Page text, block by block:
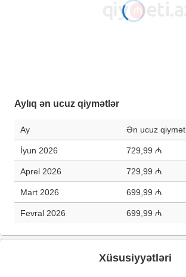
Aylıq ən ucuz qiymətlər
Ay Ən ucuz qiymət
İyun 2026 729,99 ₼
Aprel 2026 729,99 ₼
Mart 2026 699,99 ₼
Fevral 2026 699,99 ₼
Xüsusiyyətləri